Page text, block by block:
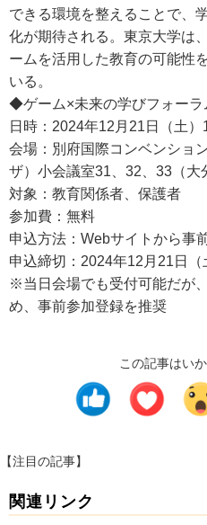
できる環境を整えることで、
化が期待される。東京大学は
ームを活用した教育の可能性
いる。
◆ゲーム×未来の学びフォーラ
日時：2024年12月21日（土
会場：別府国際コンベンショ
ザ）小会議室31、32、33（大
対象：教育関係者、保護者
参加費：無料
申込方法：Webサイトから事
申込締切：2024年12月21日（
※当日会場でも受付可能だが
め、事前参加登録を推奨
この記事はい
【注目の記事】
関連リンク